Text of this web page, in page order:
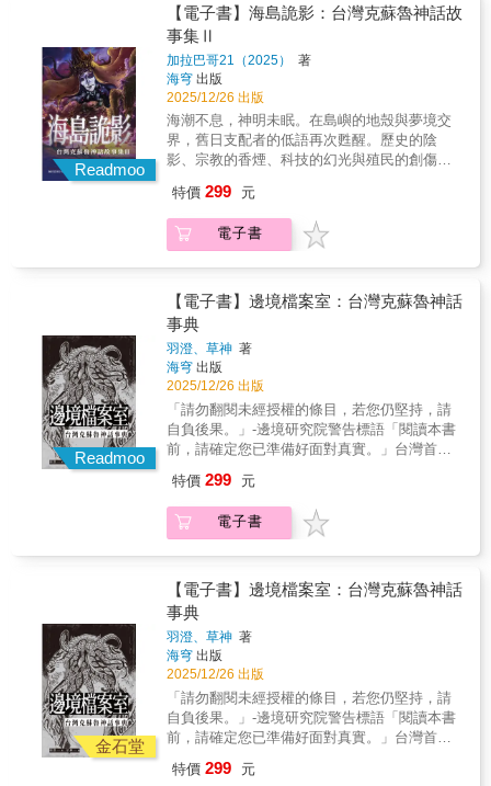
示現代信仰與存在的邊界。 在這裡，克蘇魯神
話不再是舶來的神話體系， 而是一場由島嶼創
作者重新詮釋的宇宙狂想， 讓外神的呢喃，在
我們熟悉的語言中回響。 【群星歸位 群神再
臨】 洛夫克拉夫特影響力無遠弗屆的『克蘇魯
神話』 薈萃在地作家、畫家無盡綿延的想像力
共同譜曲西太平洋海島專屬克蘇魯神話故事集
【篇目收錄】 1〈伊塔庫亞：張義彬失蹤事件
調查報告〉 作者｜綺羅 暴風雪掩埋的不只
是山路，還有真相。 2 〈芭絲特的家〉 作者
酷僅隔一層薄紗。 3 〈棄子：關於尉官卡薩‧西
斯科的書信與審判〉 作者｜靜川 被遺棄的
不只是人，更是人性的最後一道防線。 4 〈奈
在夢與現實的罅隙，那究竟是祂的玩笑，還是
啟示？ 5 〈新生〉 作者｜三隻貓 生命的誕
生，本就是一場違反自然的奇蹟。 6〈第六
人〉 作者｜陳奐羽 當科學遇上未知，理性
是最後一個離開實驗室的東西。 7 〈幸福婚姻
守則〉 作者｜大獵蜥 愛情是溫柔的陷阱，
而婚姻，只是更深的結界。 8 〈崩解是什麼顏
色〉 作者｜石頭書 當光線崩裂，色彩失
｜aaaaa 在永夜之下，所有誓言都會發霉成
夢。 10 〈這只是一個諧音故事〉 作者｜羽澄
語言是最古老的詛咒，發音的那一刻，你已經
召喚了祂。 11 〈To the END of ALL〉 作者
｜蝕鈴、子藝 在絕望的盡頭，祂們仍相互凝
視，等待終焉的火光。 12 〈惡火≒難掩之
情〉 作者｜幾希 當世界燃燒殆盡，唯有情感
仍在灰燼中閃爍。 特別收錄篇：〈Lin
Mei&#39;s Will〉 作者｜馬立 當虛擬人格
開始夢見祂，螢幕的光會不會也變成信號？
【內容摘要】 ◎ 以全台創作者群像呈現的克蘇
魯神話新世代作品集 ◎ 改編自2024 年度話題
作《克蘇魯神話月曆》原創短篇 ◎ 收錄12篇小
說＋特別篇，全新篇章延展
Readmoo
【電子書】海島詭影：台灣克蘇魯神話故
事集Ⅱ
加拉巴哥21（2025）
著
海穹 出版
2025/12/26 出版
海潮不息，神明未眠。在島嶼的地殼與夢境交
界，舊日支配者的低語再次甦醒。歷史的陰
影、宗教的香煙、科技的幻光與殖民的創傷交
門。《海島詭影》承繼《2026克蘇魯神話月
曆》的十二篇極短篇，每一篇都延展為六千至
一萬字的完整小說，十二位作家各自以島嶼的
轉動的海邊漁村、崩解的戰火記憶、廢墟般的
科技之都，到廟會、遶境、稻田與礦坑深處的
低鳴─恐懼不再遙遠，而是被土地滋養的神話新
生。這是一場關於信仰與失落的島嶼考古，也
是一部以「台灣」為經、「宇宙」為緯的恐懼
詩篇。當夜潮退去，你是否還能分辨，腳下所
立的這座島，是否仍屬於人類？【婆娑海島 詭
影現形】洛夫克拉夫特影響力無遠弗屆的『克
蘇魯神話』薈萃在地作家、畫家無盡綿延的想
像力共同譜曲西太平洋海島專屬克蘇魯神話月
在禁書與光影之間，知識打開的每一扇門，都
是通往深淵的鑰匙。2〈康熙六十年平賊軼事〉
作者｜綺羅當泥土開始呼吸，歷史也學會了模
呼喚的，不只是祈願，而是被海遺忘的名字。
4〈彎犬〉作者｜三隻貓時間在轉角凝結成血
跡，那些想改變過去的人，終會被獵回原點。
5〈夢死火燒島〉作者｜石頭書戲劇結束時，掌
聲仍在回響--因為觀眾全都還沒醒來。6〈巨大
的轟鳴〉作者｜楊勝博當炸裂的光吞沒城市，
人類的語言化作宇宙的雜訊。7〈七星〉作者｜
羽澄愛與信仰交織的蛛網裡，每一條線都通往
下的島嶼在顫抖，地底的呼吸正在等待下一場
特價 299 元
電子書
Readmoo
【電子書】邊境檔案室：台灣克蘇魯神話
事典
羽澄、草神 著
海穹 出版
2025/12/26 出版
「請勿翻閱未經授權的條目，若您仍堅持，請
自負後果。」-邊境研究院警告標語「閱讀本書
前，請確定您已準備好面對真實。」台灣首位
開啟屬於島嶼的宇宙恐怖紀錄檔案！從「阿撒
托斯」到「奈亞」，《邊境檔案室》以「政府
收治機構機密文件」的形式重構各種舊日支配
真實與虛構在紙上交疊，形成一部足以讓人懷
疑現實的島嶼神話總覽。這是融合洛式神話 ×
台灣在地文化 × 官方檔案書寫的禁書，亦是羽
澄筆下「台灣克蘇魯三部曲」的百科原典。當
研究員翻開這份機密文件，你將在理智的邊
界，看見島嶼的另一個面貌。當研究員打開機
密文件，你將在理智邊緣，看見島嶼的另一個
真相。◎台灣第一部以政府機密檔案體裁呈現
的克蘇魯神話設定集◎收錄超過50+ 條精心撰
寫的異界條目◎羽澄撰文 × 草神繪圖全書 50+
特價 299 元
電子書
金石堂
【電子書】邊境檔案室：台灣克蘇魯神話
事典
羽澄、草神 著
海穹 出版
2025/12/26 出版
「請勿翻閱未經授權的條目，若您仍堅持，請
自負後果。」-邊境研究院警告標語「閱讀本書
前，請確定您已準備好面對真實。」台灣首位
開啟屬於島嶼的宇宙恐怖紀錄檔案！從「阿撒
特價 299 元